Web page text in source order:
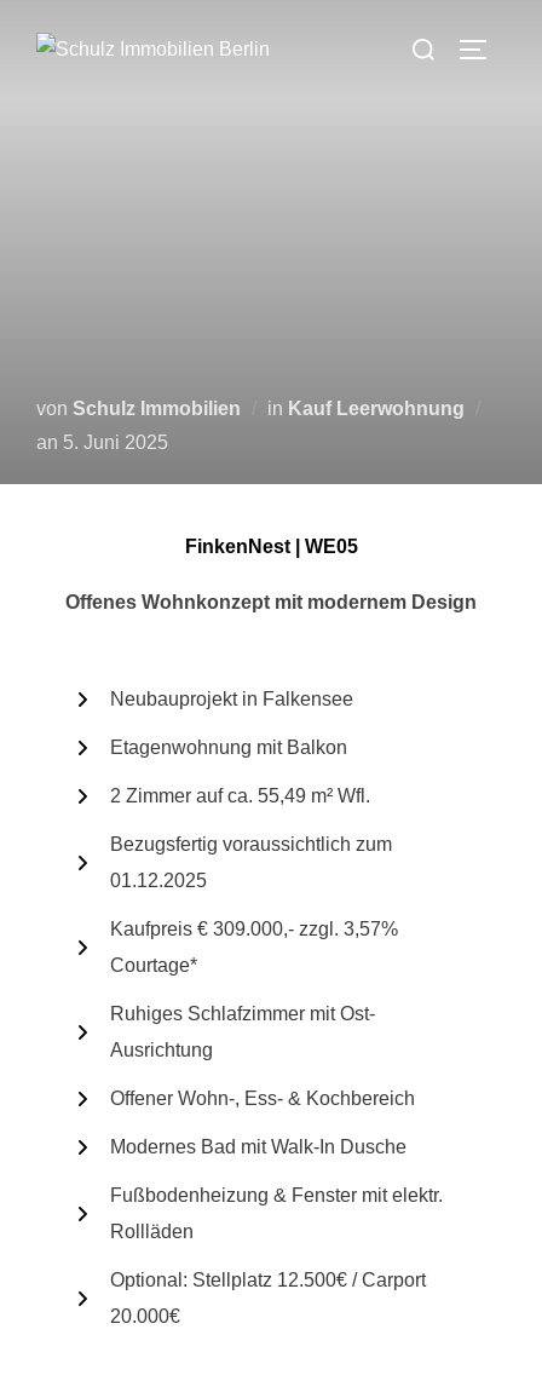
Inhalt
Suchen
von Schulz Immobilien in Kauf Leerwohnung
an Veröffentlicht
5. Juni 2025
FinkenNest | WE05
Offenes Wohnkonzept mit modernem Design
Neubauprojekt in Falkensee
Etagenwohnung mit Balkon
2 Zimmer auf ca. 55,49 m² Wfl.
Bezugsfertig voraussichtlich zum
01.12.2025
Kaufpreis € 309.000,- zzgl. 3,57%
Courtage*
Ruhiges Schlafzimmer mit Ost-
Ausrichtung
Offener Wohn-, Ess- & Kochbereich
Modernes Bad mit Walk-In Dusche
Fußbodenheizung & Fenster mit elektr.
Rollläden
Optional: Stellplatz 12.500€ / Carport
20.000€